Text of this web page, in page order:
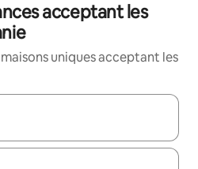
acceptant les
uniques acceptant les
utilisez les flèches vers le